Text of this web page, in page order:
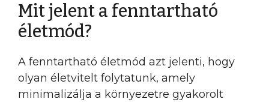
Mit jelent a fenntartható
életmód?
A fenntartható életmód azt jelenti, hogy
olyan életvitelt folytatunk, amely
minimalizálja a környezetre gyakorolt